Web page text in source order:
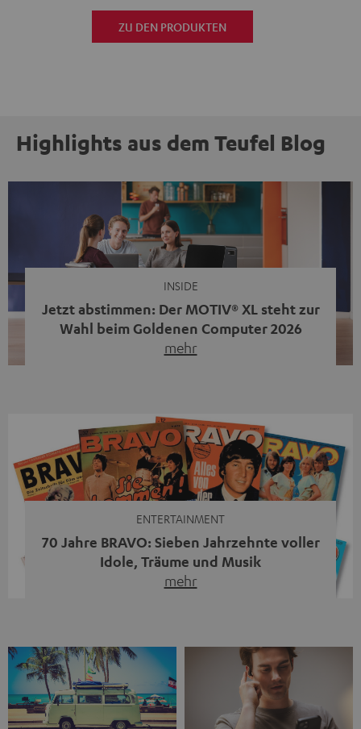
ZU DEN PRODUKTEN
Highlights aus dem Teufel Blog
INSIDE
Jetzt abstimmen: Der MOTIV® XL steht zur
Wahl beim Goldenen Computer 2026
mehr
Streaming-System vereint hochwertige HiFi-Technik,
moderne Streaming-Funktionen und hohe Flexibilität in
einem einzigen Gerät – und zeigt, dass man für großen
Sound heute keine klassische HiFi-Anlage mehr braucht.
ENTERTAINMENT
70 Jahre BRAVO: Sieben Jahrzehnte voller
Idole, Träume und Musik
mehr
1956 begleitet das Magazin Jugendliche durch Rock und
Pop, kleine Schwärmereien und große Fragen. Zum 70.
Jubiläum werfen wir einen Blick zurück. Vom Filmheft zur
Jugendmarke: Wie die BRAVO ihren Ton fand Als die […]